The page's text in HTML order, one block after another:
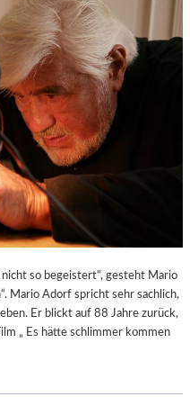
so begeistert“, gesteht Mario
Mario Adorf spricht sehr sachlich,
Er blickt auf 88 Jahre zurück,
„ Es hätte schlimmer kommen